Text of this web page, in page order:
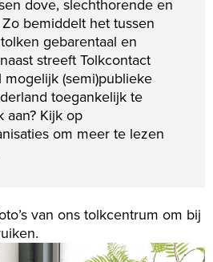
dove, slechthorende en
bemiddelt het tussen
gebarentaal en
streeft Tolkcontact
(semi)publieke
toegankelijk te
aan? Kijk op
om meer te lezen
van ons tolkcentrum om bij